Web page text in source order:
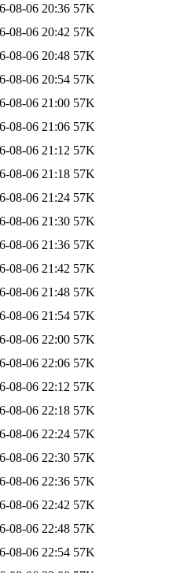
08-06 20:36 57K
08-06 20:42 57K
08-06 20:48 57K
08-06 20:54 57K
08-06 21:00 57K
08-06 21:06 57K
08-06 21:12 57K
08-06 21:18 57K
08-06 21:24 57K
08-06 21:30 57K
08-06 21:36 57K
08-06 21:42 57K
08-06 21:48 57K
08-06 21:54 57K
08-06 22:00 57K
08-06 22:06 57K
08-06 22:12 57K
08-06 22:18 57K
08-06 22:24 57K
08-06 22:30 57K
08-06 22:36 57K
08-06 22:42 57K
08-06 22:48 57K
08-06 22:54 57K